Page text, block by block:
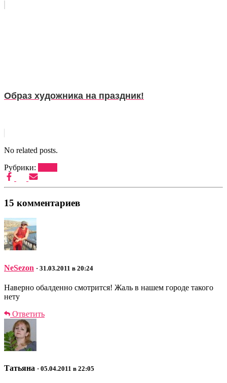
Образ художника на праздник!
No related posts.
Рубрики:
15 комментариев
NeSezon · 31.03.2011 в 20:24
Наверно обалденно смотрится! Жаль в нашем городе такого
нету
Ответить
Татьяна · 05.04.2011 в 22:05